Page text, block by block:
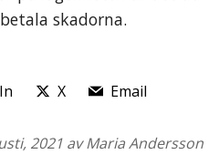
skadorna.
X Email
2021 av Maria Andersson